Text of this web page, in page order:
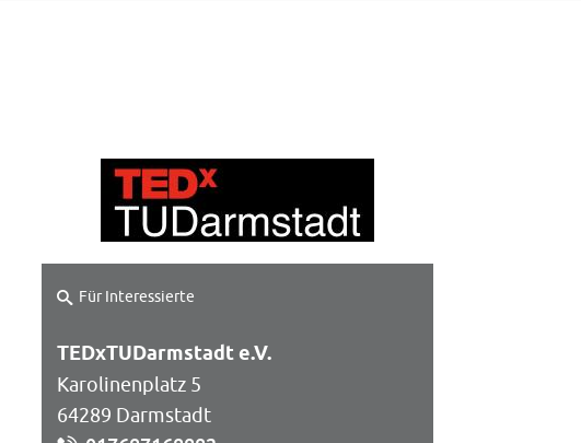
Für Interessierte
TEDxTUDarmstadt e.V.
Karolinenplatz 5
64289 Darmstadt